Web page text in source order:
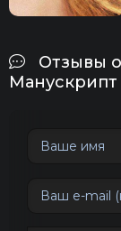
Отзывы
Манускрипт